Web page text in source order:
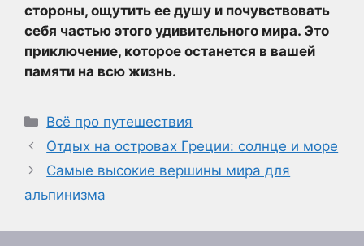
стороны, ощутить ее душу и почувствовать
себя частью этого удивительного мира. Это
приключение, которое останется в вашей
памяти на всю жизнь.
Рубрики
Всё про путешествия
Отдых на островах Греции: солнце и море
Самые высокие вершины мира для
альпинизма